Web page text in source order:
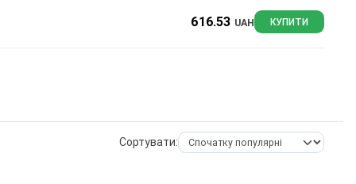
616.53 UAH КУПИТИ
Сортувати: